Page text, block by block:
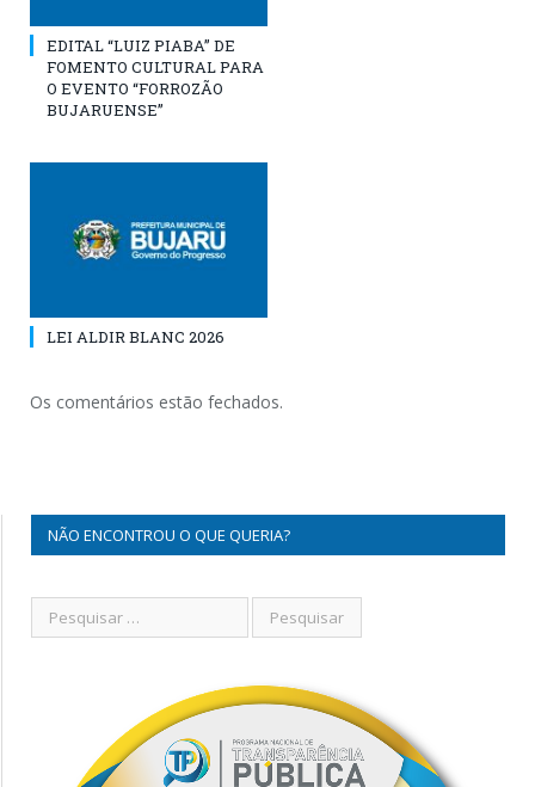
EDITAL “LUIZ PIABA” DE
FOMENTO CULTURAL PARA
O EVENTO “FORROZÃO
BUJARUENSE”
LEI ALDIR BLANC 2026
Os comentários estão fechados.
NÃO ENCONTROU O QUE QUERIA?